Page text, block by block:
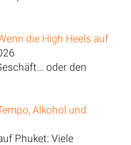
die High Heels auf
oder den
Alkohol und
Phuket: Viele